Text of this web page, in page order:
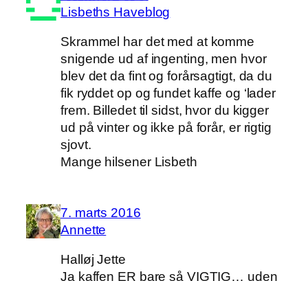
Lisbeths Haveblog
Skrammel har det med at komme
snigende ud af ingenting, men hvor
blev det da fint og forårsagtigt, da du
fik ryddet op og fundet kaffe og ‘lader
frem. Billedet til sidst, hvor du kigger
ud på vinter og ikke på forår, er rigtig
sjovt.
Mange hilsener Lisbeth
7. marts 2016
Annette
Halløj Jette
Ja kaffen ER bare så VIGTIG… uden